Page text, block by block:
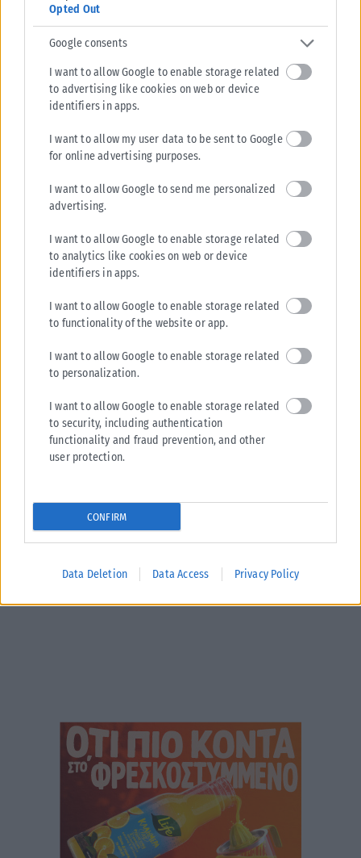
Opted Out
Google consents
I want to allow Google to enable storage related
to advertising like cookies on web or device
identifiers in apps.
I want to allow my user data to be sent to Google
for online advertising purposes.
I want to allow Google to send me personalized
advertising.
I want to allow Google to enable storage related
to analytics like cookies on web or device
identifiers in apps.
I want to allow Google to enable storage related
to functionality of the website or app.
I want to allow Google to enable storage related
to personalization.
I want to allow Google to enable storage related
to security, including authentication
functionality and fraud prevention, and other
user protection.
CONFIRM
Data Deletion Data Access Privacy Policy
Στην Ελλάδα η 46χρονη κατηγορούμενη για εμπλοκή στον
εμπρησμό της Marfin
Στην Ελλάδα έφτασε αργά το βράδυ της Πέμπτης (6/8) η 46χρονη που
ΑΝΑΡΤΉΘΗΚΕ ΑΠΌKARFITSANEWS 06/08/2026
Τραμ συγκρούστηκαν στη Γερμανία: Πάνω από 25 τραυματίες,
οι 3 σοβαρά
Συναγερμός έχει σημάνει στη Γερμανία μετά από σοβαρό τροχαίο που
μετωπικά με αποτέλεσμα...
ΑΝΑΡΤΉΘΗΚΕ ΑΠΌ 06/08/2026